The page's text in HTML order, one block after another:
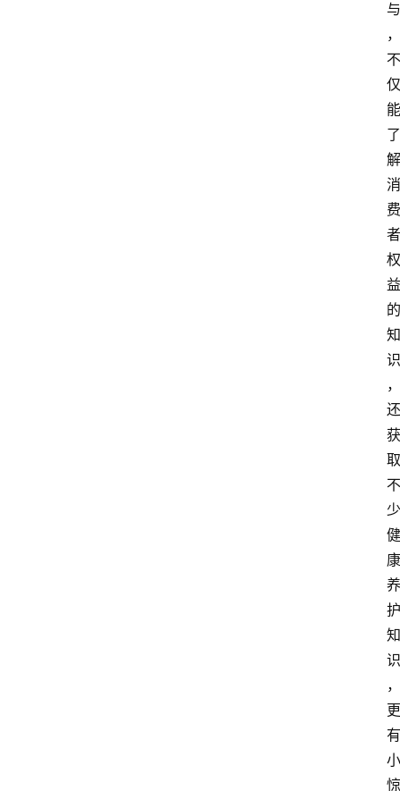
与
，
不
仅
能
了
解
消
费
者
权
益
的
知
识
，
还
获
取
不
少
健
康
养
护
知
识
，
更
有
小
惊